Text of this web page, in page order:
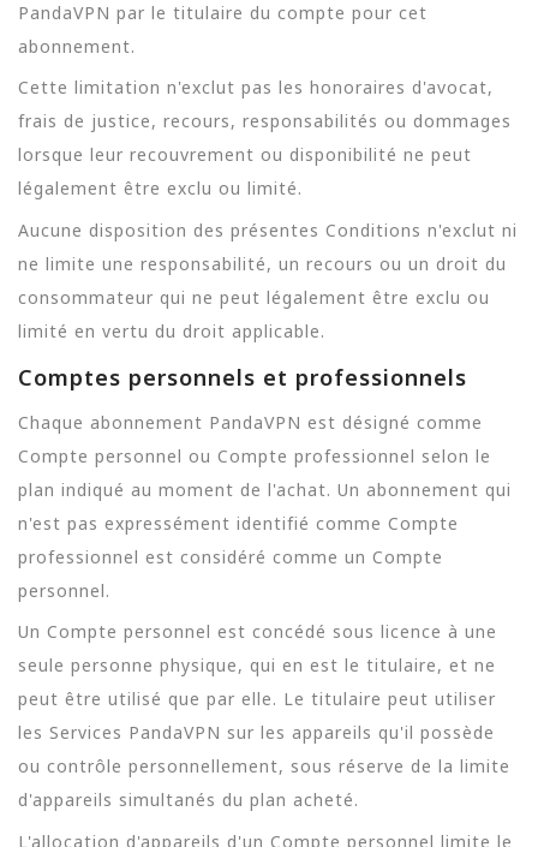
PandaVPN par le titulaire du compte pour cet
abonnement.
Cette limitation n'exclut pas les honoraires d'avocat,
frais de justice, recours, responsabilités ou dommages
lorsque leur recouvrement ou disponibilité ne peut
légalement être exclu ou limité.
Aucune disposition des présentes Conditions n'exclut ni
ne limite une responsabilité, un recours ou un droit du
consommateur qui ne peut légalement être exclu ou
limité en vertu du droit applicable.
Comptes personnels et professionnels
Chaque abonnement PandaVPN est désigné comme
Compte personnel ou Compte professionnel selon le
plan indiqué au moment de l'achat. Un abonnement qui
n'est pas expressément identifié comme Compte
professionnel est considéré comme un Compte
personnel.
Un Compte personnel est concédé sous licence à une
seule personne physique, qui en est le titulaire, et ne
peut être utilisé que par elle. Le titulaire peut utiliser
les Services PandaVPN sur les appareils qu'il possède
ou contrôle personnellement, sous réserve de la limite
d'appareils simultanés du plan acheté.
L'allocation d'appareils d'un Compte personnel limite le